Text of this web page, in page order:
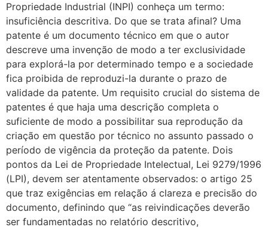
Propriedade Industrial (INPI) conheça um termo:
insuficiência descritiva. Do que se trata afinal? Uma
patente é um documento técnico em que o autor
descreve uma invenção de modo a ter exclusividade
para explorá-la por determinado tempo e a sociedade
fica proibida de reproduzi-la durante o prazo de
validade da patente. Um requisito crucial do sistema de
patentes é que haja uma descrição completa o
suficiente de modo a possibilitar sua reprodução da
criação em questão por técnico no assunto passado o
período de vigência da proteção da patente. Dois
pontos da Lei de Propriedade Intelectual, Lei 9279/1996
(LPI), devem ser atentamente observados: o artigo 25
que traz exigências em relação á clareza e precisão do
documento, definindo que “as reivindicações deverão
ser fundamentadas no relatório descritivo,